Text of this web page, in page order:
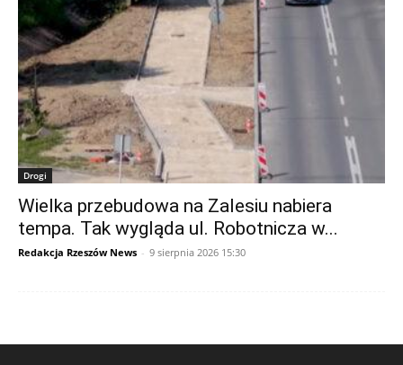
Drogi
Wielka przebudowa na Zalesiu nabiera
tempa. Tak wygląda ul. Robotnicza w...
Redakcja Rzeszów News - 9 sierpnia 2026 15:30